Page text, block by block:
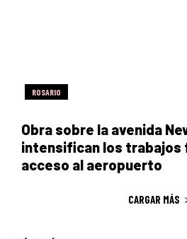
ROSARIO
Obra sobre la avenida
intensifican los trabajos
acceso al aeropuerto
CARGAR MÁS